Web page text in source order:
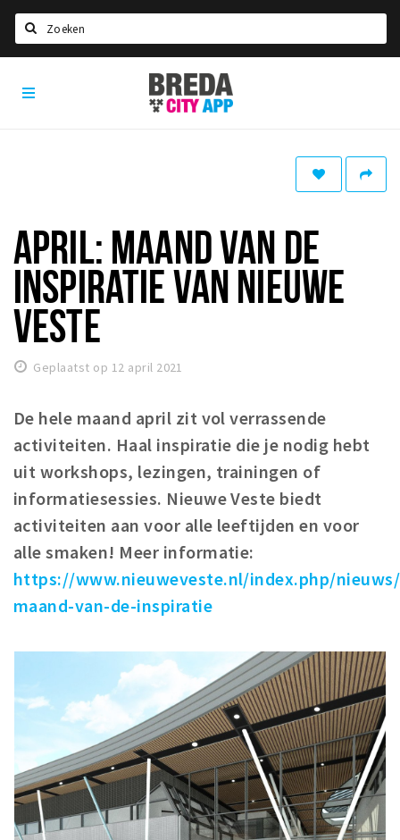
Home
Eten
Drinken
Slapen
Winkelgebieden
Parkeren
Bezienswaardigheden
Musea, theaters & podia
Uitjes & activiteiten
Toeristische routes
Natuurgebieden
Privacy
Inloggen
Breda
City
App
APRIL: MAAND VAN DE
INSPIRATIE VAN NIEUWE
VESTE
Geplaatst op 12 april 2021
De hele maand april zit vol verrassende
activiteiten. Haal inspiratie die je nodig hebt
uit workshops, lezingen, trainingen of
informatiesessies. Nieuwe Veste biedt
activiteiten aan voor alle leeftijden en voor
alle smaken! Meer informatie:
https://www.nieuweveste.nl/index.php/
maand-van-de-inspiratie